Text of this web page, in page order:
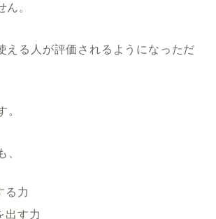
ん。
える人が評価されるようになっただ
。
、
る力
出す力